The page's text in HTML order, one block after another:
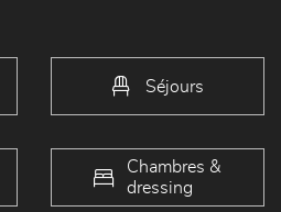
Séjours
Chambres &
dressing